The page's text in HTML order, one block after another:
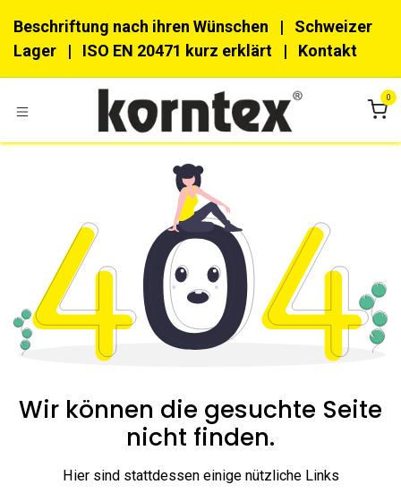
Beschriftung nach ihren Wünschen | Schweizer
Lager | ISO EN 20471 kurz erklärt | Kon​​takt
0
Wir können die gesuchte Seite
nicht finden.
Hier sind stattdessen einige nützliche Links